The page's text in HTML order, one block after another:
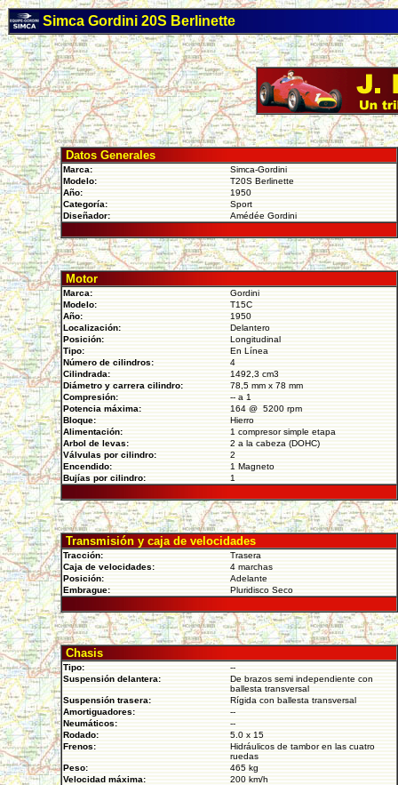
Simca Gordini 20S Berlinette
Datos Generales
Marca:
Simca-Gordini
Modelo:
T20S Berlinette
Año:
1950
Categoría:
Sport
Diseñador:
Amédée Gordini
Motor
Marca:
Gordini
Modelo:
T15C
Año:
1950
Localización:
Delantero
Posición:
Longitudinal
Tipo:
En Línea
Número de cilindros:
4
Cilindrada:
1492,3 cm3
Diámetro y carrera cilindro:
78,5 mm x 78 mm
Compresión:
-- a 1
Potencia máxima:
164 @ 5200 rpm
Bloque:
Hierro
Alimentación:
1 compresor simple etapa
Arbol de levas:
2 a la cabeza (DOHC)
Válvulas por cilindro:
2
Encendido:
1 Magneto
Bujías por cilindro:
1
Transmisión y caja de velocidades
Tracción:
Trasera
Caja de velocidades:
4 marchas
Posición:
Adelante
Embrague:
Pluridisco Seco
Chasis
Tipo:
--
Suspensión delantera:
De brazos semi independiente con
ballesta transversal
Suspensión trasera:
Rígida con ballesta transversal
Amortiguadores:
--
Neumáticos:
--
Rodado:
5.0 x 15
Frenos:
Hidráulicos de tambor en las cuatro
ruedas
Peso:
465 kg
Velocidad máxima:
200 km/h